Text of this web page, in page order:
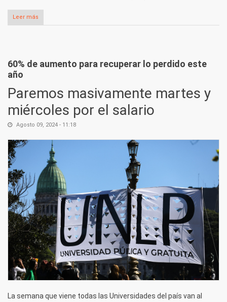
Leer más
60% de aumento para recuperar lo perdido este
año
Paremos masivamente martes y
miércoles por el salario
Agosto 09, 2024 - 11:18
La semana que viene todas las Universidades del país van al